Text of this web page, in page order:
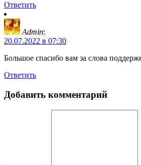
Ответить
Admin:
20.07.2022 в 07:30
Большое спасибо вам за слова
Ответить
Добавить комментарий